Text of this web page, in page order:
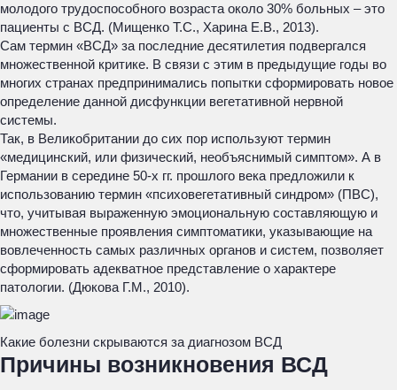
молодого трудоспособного возраста около 30% больных – это
пациенты с ВСД. (Мищенко Т.С., Харина Е.В., 2013).
Сам термин «ВСД» за последние десятилетия подвергался
множественной критике. В связи с этим в предыдущие годы во
многих странах предпринимались попытки сформировать новое
определение данной дисфункции вегетативной нервной
системы.
Так, в Великобритании до сих пор используют термин
«медицинский, или физический, необъяснимый симптом». А в
Германии в середине 50-х гг. прошлого века предложили к
использованию термин «психовегетативный синдром» (ПВС),
что, учитывая выраженную эмоциональную составляющую и
множественные проявления симптоматики, указывающие на
вовлеченность самых различных органов и систем, позволяет
сформировать адекватное представление о характере
патологии. (Дюкова Г.М., 2010).
Какие болезни скрываются за диагнозом ВСД
Причины возникновения ВСД